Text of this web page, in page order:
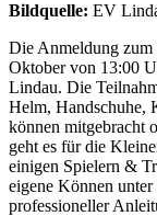
Bildquelle: EV
Die Anmeldung
Oktober von 13:00
Lindau. Die
Helm, Handschuhe,
können mitgebracht
geht es für die
einigen Spielern &
eigene Können
professioneller